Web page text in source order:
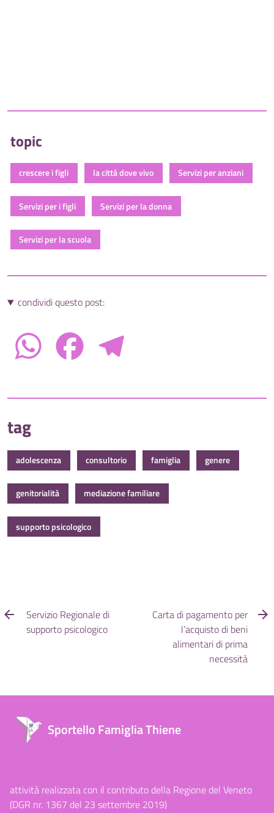
topic
crescere i figli la città dove vivo Servizi per anziani
Servizi per i figli Servizi per la donna
Servizi per la scuola
condividi questo post:
WhatsApp Facebook
tag
adolescenza consultorio famiglia genere
genitorialità mediazione familiare
supporto psicologico
Servizio Regionale di
supporto psicologico
Carta di pagamento per
l’acquisto di beni
alimentari di prima
necessità
Sportello Famiglia Thiene
attività realizzata con il contributo della Regione del Veneto
(DGR nr. 1367 del 23 settembre 2019)